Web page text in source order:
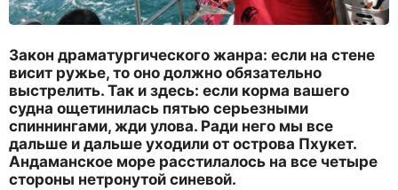
Закон драматургического жанра: если на стене
висит ружье, то оно должно обязательно
выстрелить. Так и здесь: если корма вашего
судна ощетинилась пятью серьезными
спиннингами, жди улова. Ради него мы все
дальше и дальше уходили от острова Пхукет.
Андаманское море расстилалось на все четыре
стороны нетронутой синевой.